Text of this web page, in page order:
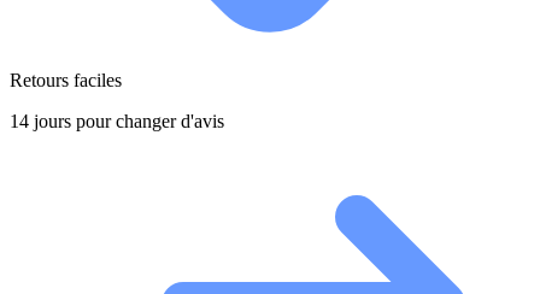
Retours faciles
14 jours pour changer d'avis